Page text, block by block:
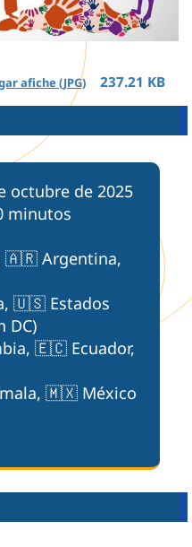
afiche (JPG) 237.21 KB
octubre de 2025
minutos
🇦🇷 Argentina,
🇺🇸 Estados
DC)
🇪🇨 Ecuador,
🇲🇽 México